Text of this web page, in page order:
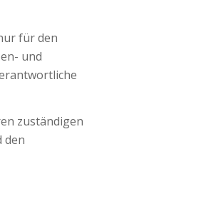
für den
und
zuständigen
den